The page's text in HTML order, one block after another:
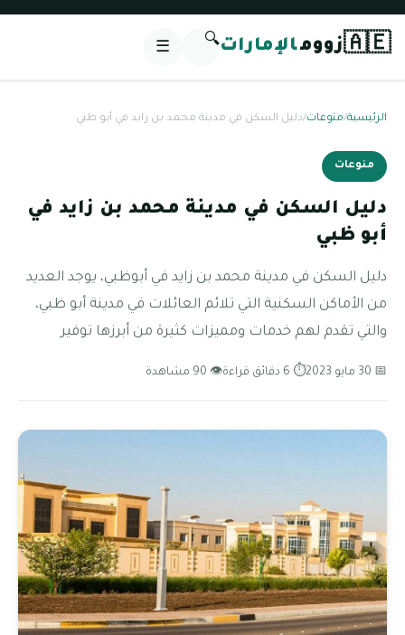
🇦🇪زوومالإمارات🔍
☰
الرئيسية/منوعات/دليل السكن في مدينة محمد بن زايد في أبو ظبي
منوعات
دليل السكن في مدينة محمد بن زايد في
أبو ظبي
دليل السكن في مدينة محمد بن زايد في أبوظبي، يوجد العديد
من الأماكن السكنية التي تلائم العائلات في مدينة أبو ظبي،
والتي تقدم لهم خدمات ومميزات كثيرة من أبرزها توفير
📅 30 مايو 2023 ⏱ 6 دقائق قراءة 👁 90 مشاهدة